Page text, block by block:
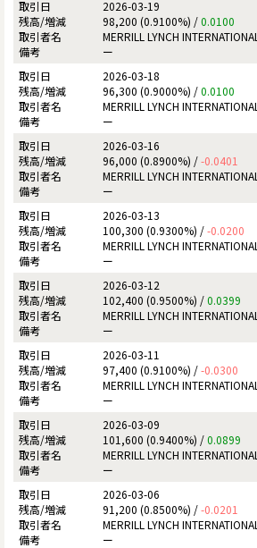
2026-03-19
98,200 (0.9100%) /0.0100
MERRILL LYNCH INTERNATIONAL
ー
2026-03-18
96,300 (0.9000%) /0.0100
MERRILL LYNCH INTERNATIONAL
ー
2026-03-16
96,000 (0.8900%) /-0.0401
MERRILL LYNCH INTERNATIONAL
ー
2026-03-13
100,300 (0.9300%) /-0.0200
MERRILL LYNCH INTERNATIONAL
ー
2026-03-12
102,400 (0.9500%) /0.0399
MERRILL LYNCH INTERNATIONAL
ー
2026-03-11
97,400 (0.9100%) /-0.0300
MERRILL LYNCH INTERNATIONAL
ー
2026-03-09
101,600 (0.9400%) /0.0899
MERRILL LYNCH INTERNATIONAL
ー
2026-03-06
91,200 (0.8500%) /-0.0201
MERRILL LYNCH INTERNATIONAL
ー